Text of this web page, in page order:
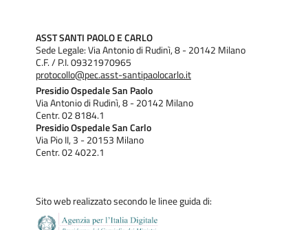
ASST SANTI PAOLO E CARLO
Sede Legale: Via Antonio di Rudinì, 8 - 20142 Milano
C.F. / P.I. 09321970965
protocollo@pec.asst-santipaolocarlo.it
Presidio Ospedale San Paolo
Via Antonio di Rudinì, 8 - 20142 Milano
Centr. 02 8184.1
Presidio Ospedale San Carlo
Via Pio II, 3 - 20153 Milano
Centr. 02 4022.1
Sito web realizzato secondo le linee guida di: